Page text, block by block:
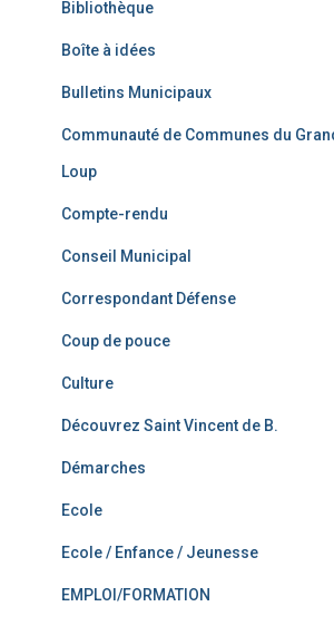
Bibliothèque
Boîte à idées
Bulletins Municipaux
Communauté de Communes du
Loup
Compte-rendu
Conseil Municipal
Correspondant Défense
Coup de pouce
Culture
Découvrez Saint Vincent de B.
Démarches
Ecole
Ecole / Enfance / Jeunesse
EMPLOI/FORMATION